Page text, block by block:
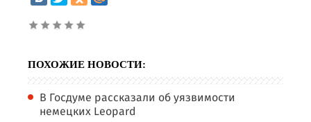
ПОХОЖИЕ НОВОСТИ:
В Госдуме рассказали об уязвимости
немецких Leopard